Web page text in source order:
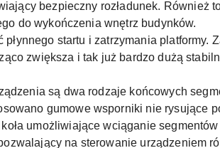
bezpieczny rozładunek. Również
do wykończenia wnętrz budynków.
startu i zatrzymania platformy.
zwiększa i tak już bardzo dużą
są dwa rodzaje końcowych
gumowe wsporniki nie rysujące
umożliwiające wciąganie
na sterowanie urządzeniem